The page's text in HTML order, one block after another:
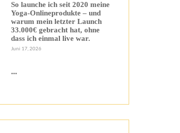
So launche ich seit 2020 meine
Yoga-Onlineprodukte – und
warum mein letzter Launch
33.000€ gebracht hat, ohne
dass ich einmal live war.
Juni 17, 2026
...